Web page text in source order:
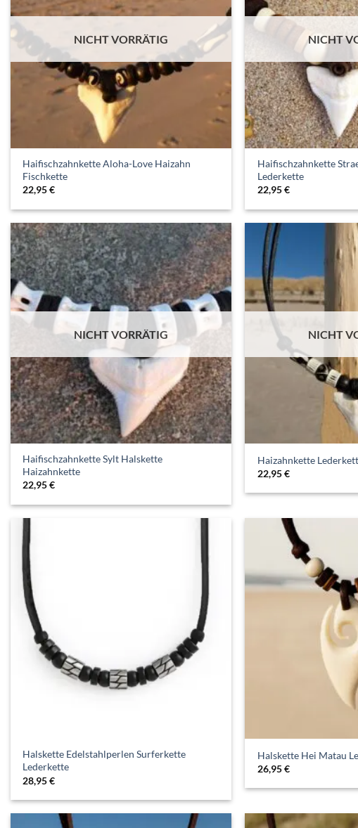
NICHT VORRÄTIG
Haifischzahnkette Aloha-Love Haizahn
Fischkette
22,95€
NICHT
Haifischzahnkette
Lederkette
22,95€
NICHT VORRÄTIG
Haifischzahnkette Sylt Halskette
Haizahnkette
22,95€
NICHT
Haizahnkette
22,95€
Halskette Edelstahlperlen Surferkette
Lederkette
28,95€
Halskette Hei Matau
26,95€